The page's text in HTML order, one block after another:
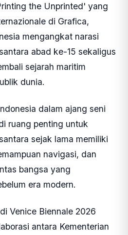
the Unprinted' yang
di Grafica,
mengangkat narasi
abad ke-15 sekaligus
sejarah maritim
dunia.
dalam ajang seni
ruang penting untuk
sejak lama memiliki
navigasi, dan
bangsa yang
era modern.
Venice Biennale 2026
antara Kementerian